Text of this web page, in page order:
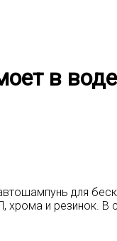
в воде
для
и резинок. В